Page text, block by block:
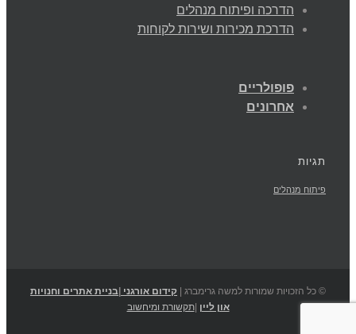
הדרכה ופיתוח מנהלים
הדרכת מכירות ושירות לקוחות
פופולריים
אחרונים
תגיות
פיתוח מנהלים
© כל הזכויות שמורות למשה גרימברג | קידום אורגני |בניית אתרים וחנויות
און ליין |תקשורת ומיחשוב